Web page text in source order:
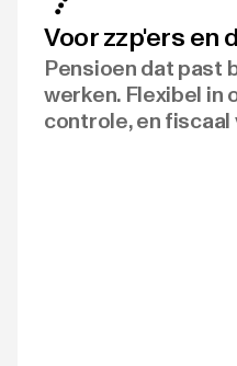
Voor zzp'ers en
Pensioen dat past
werken. Flexibel in
controle, en fiscaal